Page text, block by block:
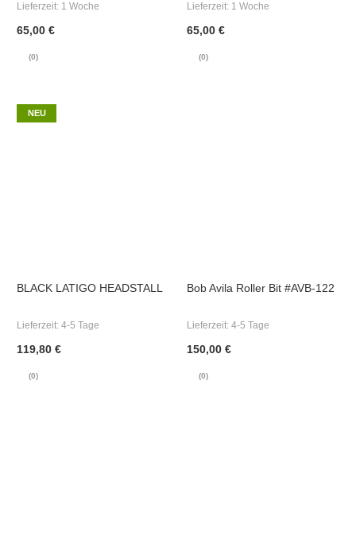
Lieferzeit: 1 Woche
65,00 €
(0)
Lieferzeit: 1 Woche
65,00 €
(0)
NEU
BLACK LATIGO HEADSTALL
Lieferzeit: 4-5 Tage
119,80 €
(0)
Bob Avila Roller Bit #AVB-122
Lieferzeit: 4-5 Tage
150,00 €
(0)